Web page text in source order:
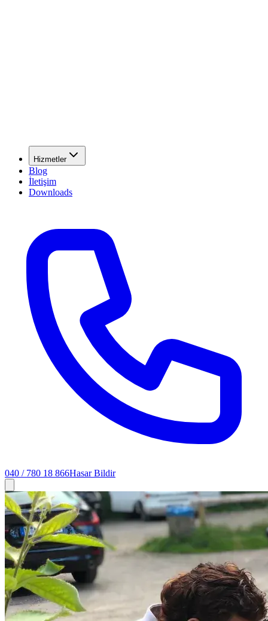
Hizmetler
Blog
İletişim
Downloads
040 / 780 18 866Hasar Bildir